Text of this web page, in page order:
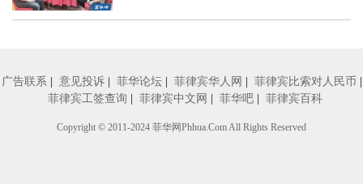
广告联系 | 意见投诉 | 菲华论坛 | 菲律宾华人网 | 菲律宾比索对人民币 |
菲律宾工签查询 | 菲律宾中文网 | 菲华吧 | 菲律宾百科
Copyright © 2011-2024 菲华网Phhua.Com All Rights Reserved